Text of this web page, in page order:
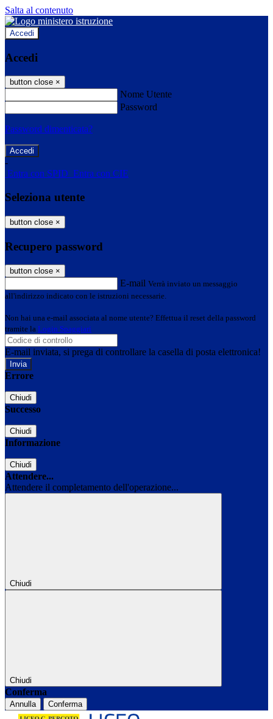
Salta al contenuto
Accedi
Accedi
button close ×
Nome Utente
Password
Password dimenticata?
-
Entra con SPID Entra con CIE
Seleziona utente
button close ×
Recupero password
button close ×
E-mail Verrà inviato un messaggio
all'indirizzo indicato con le istruzioni necessarie.
Non hai una e-mail associata al nome utente? Effettua il reset della password
tramite la Login Spaggiari
E-mail inviata, si prega di controllare la casella di posta elettronica!
Errore
Chiudi
Successo
Chiudi
Informazione
Chiudi
Attendere...
Attendere il completamento dell'operazione...
Chiudi
Chiudi
Conferma
Annulla Conferma